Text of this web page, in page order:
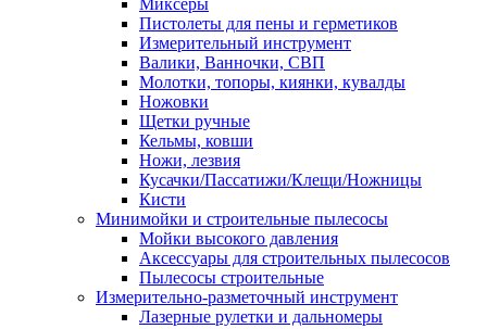
Миксеры
Пистолеты для пены и герметиков
Измерительный инструмент
Валики, Ванночки, СВП
Молотки, топоры, киянки, кувалды
Ножовки
Щетки ручные
Кельмы, ковши
Ножи, лезвия
Кусачки/Пассатижи/Клещи/Ножницы
Кисти
Минимойки и строительные пылесосы
Мойки высокого давления
Аксессуары для строительных пылесосов
Пылесосы строительные
Измерительно-разметочный инструмент
Лазерные рулетки и дальномеры